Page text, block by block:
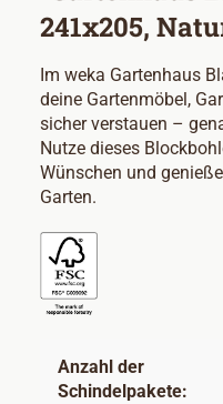
241x205,
Im weka Gartenhaus
deine Gartenmöbel,
sicher verstauen –
Nutze dieses
Wünschen und
Garten.
Anzahl der
Schindelpakete: